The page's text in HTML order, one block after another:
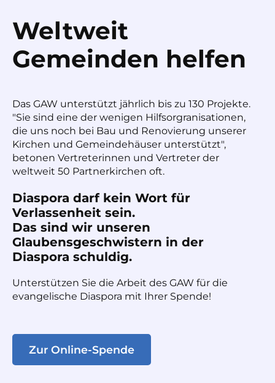
Weltweit
Gemeinden helfen
Das GAW unterstützt jährlich bis zu 130 Projekte.
"Sie sind eine der wenigen Hilfsorgranisationen,
die uns noch bei Bau und Renovierung unserer
Kirchen und Gemeindehäuser unterstützt",
betonen Vertreterinnen und Vertreter der
weltweit 50 Partnerkirchen oft.
Diaspora darf kein Wort für
Verlassenheit sein.
Das sind wir unseren
Glaubensgeschwistern in der
Diaspora schuldig.
Unterstützen Sie die Arbeit des GAW für die
evangelische Diaspora mit Ihrer Spende!
Zur Online-Spende